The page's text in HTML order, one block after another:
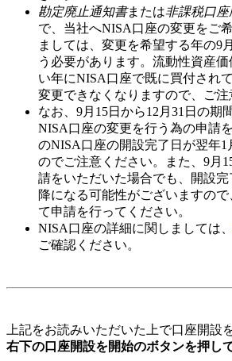
勘定廃止通知書または非課税口
で、当社へNISA口座の変更をご
ましては、変更を希望する年の9
う必要があります。流動性資産
い年にNISA口座で既に買付され
変更できなくなりますので、ご注
なお、 9月15日から12月31日 の期
NISA口座の変更を行う為の申請
のNISA口座の開設完了日が翌年1
のでご注意ください。また、 9月
請をいただいた場合でも、開設完
降になる可能性がございますの
て申請を行ってください。
NISA口座の詳細に関しましては、
ご確認ください。
上記をお読みいただいた上で口座開設
右下の口座開設を開始のボタンを押し